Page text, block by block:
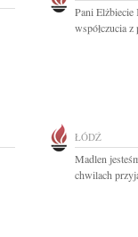
Pani
współczucia
ŁÓDŹ
Madlen
chwilach